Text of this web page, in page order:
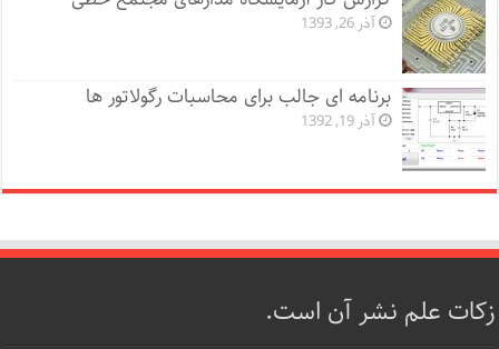
آذر 26, 1393
برنامه ای جالب برای محاسبات رگولاتور ها
آذر 19, 1392
زکات علم نشر آن است.